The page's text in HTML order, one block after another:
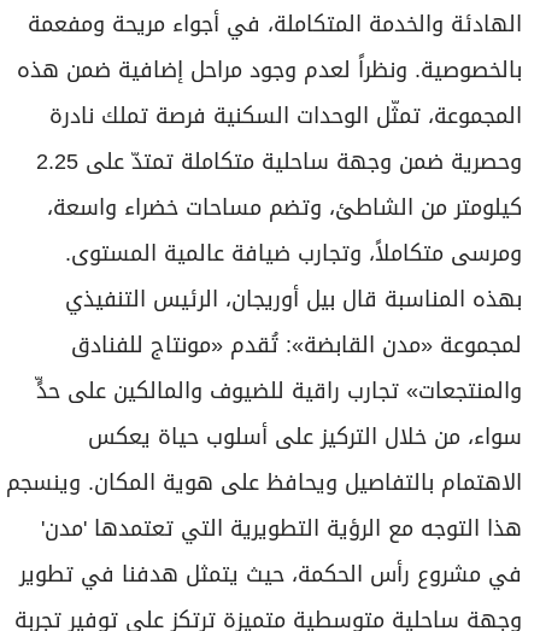
الهادئة والخدمة المتكاملة، في أجواء مريحة ومفعمة
بالخصوصية. ونظراً لعدم وجود مراحل إضافية ضمن هذه
المجموعة، تمثّل الوحدات السكنية فرصة تملك نادرة
وحصرية ضمن وجهة ساحلية متكاملة تمتدّ على 2.25
كيلومتر من الشاطئ، وتضم مساحات خضراء واسعة،
ومرسى متكاملاً، وتجارب ضيافة عالمية المستوى.
بهذه المناسبة قال بيل أوريجان، الرئيس التنفيذي
لمجموعة «مدن القابضة»: تُقدم «مونتاج للفنادق
والمنتجعات» تجارب راقية للضيوف والمالكين على حدٍّ
سواء، من خلال التركيز على أسلوب حياة يعكس
الاهتمام بالتفاصيل ويحافظ على هوية المكان. وينسجم
هذا التوجه مع الرؤية التطويرية التي تعتمدها 'مدن'
في مشروع رأس الحكمة، حيث يتمثل هدفنا في تطوير
وجهة ساحلية متوسطية متميزة ترتكز على توفير تجربة